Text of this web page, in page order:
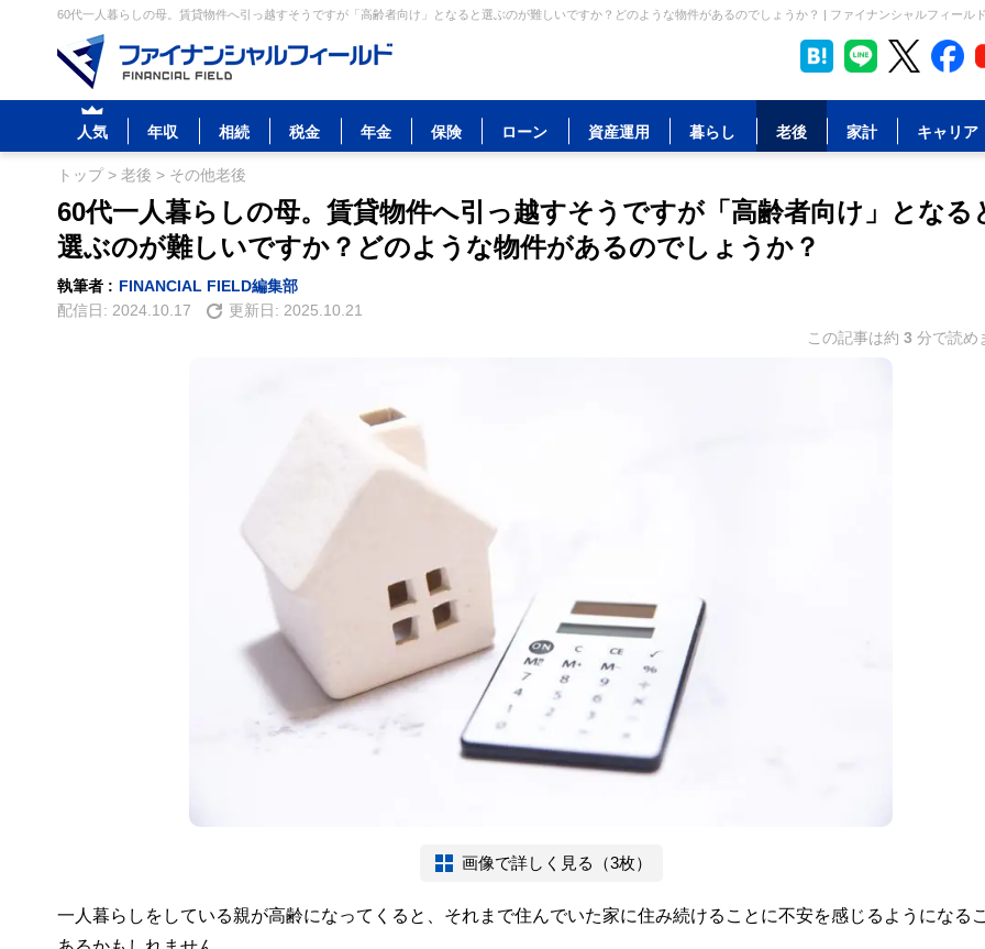
60代一人暮らしの母。賃貸物件へ引っ越すそうですが「高齢者向け」となると選ぶのが難しいですか？どのような物件があるのでしょうか？ | ファイナンシャルフィールド
人気 年収 相続 税金 年金 保険 ローン 資産運用 暮らし 老後 家計 キャリア
トップ> 老後 > その他老後
60代一人暮らしの母。賃貸物件へ引っ越すそうですが「高齢者向け」となる
選ぶのが難しいですか？どのような物件があるのでしょうか？
執筆者 : FINANCIAL FIELD編集部
配信日: 2024.10.17 更新日: 2025.10.21
この記事は約 3 分で読め
画像で詳しく見る（3枚）
一人暮らしをしている親が高齢になってくると、それまで住んでいた家に住み続けることに不安を感じるようになる
あるかもしれません。